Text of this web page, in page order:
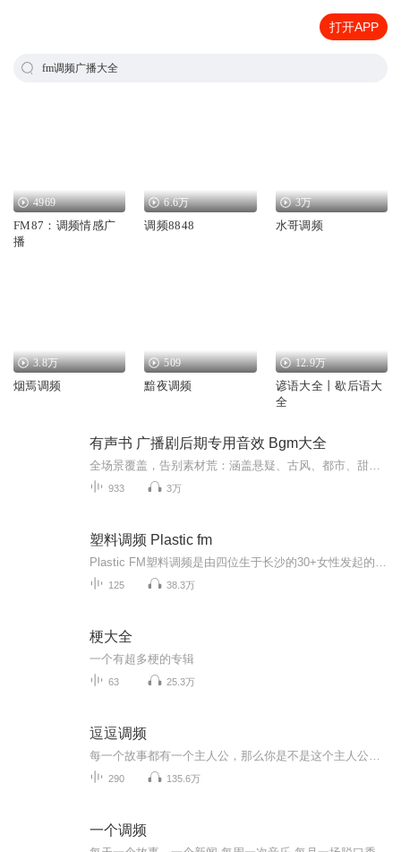
打开APP
fm调频广播大全
4969
FM87：调频情感广
播
6.6万
调频8848
3万
水哥调频
3.8万
烟焉调频
509
黯夜调频
12.9万
谚语大全丨歇后语大
全
有声书 广播剧后期专用音效 Bgm大全
933 3万
塑料调频 Plastic fm
125 38.3万
梗大全
一个有超多梗的专辑
63 25.3万
逗逗调频
290 135.6万
一个调频